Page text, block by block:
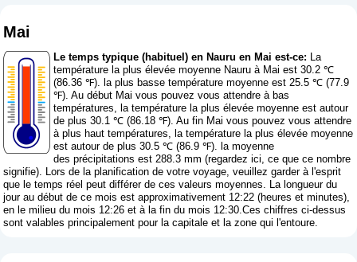
Mai
Le temps typique (habituel) en Nauru en Mai est-ce: La
température la plus élevée moyenne Nauru à Mai est 30.2 ℃
(86.36 ℉). la plus basse température moyenne est 25.5 ℃ (77.9
℉). Au début Mai vous pouvez vous attendre à bas
températures, la température la plus élevée moyenne est autour
de plus 30.1 ℃ (86.18 ℉). Au fin Mai vous pouvez vous attendre
à plus haut températures, la température la plus élevée moyenne
est autour de plus 30.5 ℃ (86.9 ℉). la moyenne
des précipitations est 288.3 mm (regardez ici, ce que ce nombre
signifie). Lors de la planification de votre voyage, veuillez garder à l'esprit
que le temps réel peut différer de ces valeurs moyennes. La longueur du
jour au début de ce mois est approximativement 12:22 (heures et minutes),
en le milieu du mois 12:26 et à la fin du mois 12:30.Ces chiffres ci-dessus
sont valables principalement pour la capitale et la zone qui l'entoure.